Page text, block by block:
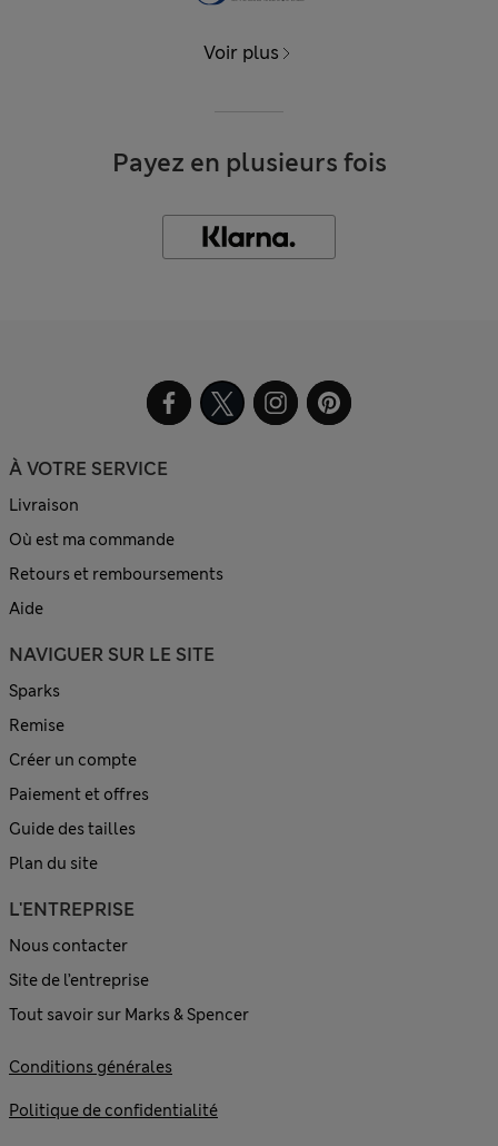
Voir plus
Payez en plusieurs fois
À VOTRE SERVICE
Livraison
Où est ma commande
Retours et remboursements
Aide
NAVIGUER SUR LE SITE
Sparks
Remise
Créer un compte
Paiement et offres
Guide des tailles
Plan du site
L'ENTREPRISE
Nous contacter
Site de l’entreprise
Tout savoir sur Marks & Spencer
Conditions générales
Politique de confidentialité